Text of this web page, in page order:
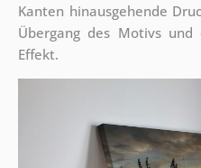
Kanten hinausgehende
Übergang des Motivs und
Effekt.